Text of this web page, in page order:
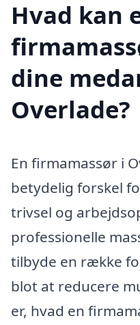
Hvad kan
dine
Overlade?
En firmamassør i
betydelig forskel
trivsel og
professionelle
tilbyde en række
blot at reducere
er, hvad en